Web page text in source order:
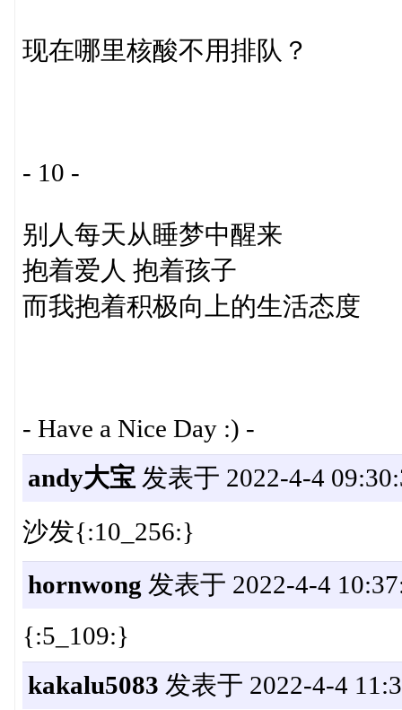
现在哪里核酸不用排队？
- 10 -
别人每天从睡梦中醒来
抱着爱人 抱着孩子
而我抱着积极向上的生活态度
- Have a Nice Day :) -
andy大宝 发表于 2022-4-4
沙发{:10_256:}
hornwong 发表于 2022-4-4
{:5_109:}
kakalu5083 发表于 2022-4-4